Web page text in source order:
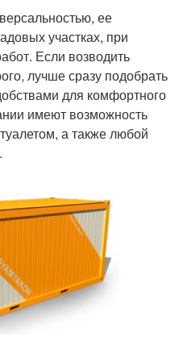
ее
участках, при
Если возводить
лучше сразу подобрать
для комфортного
имеют возможность
а также любой